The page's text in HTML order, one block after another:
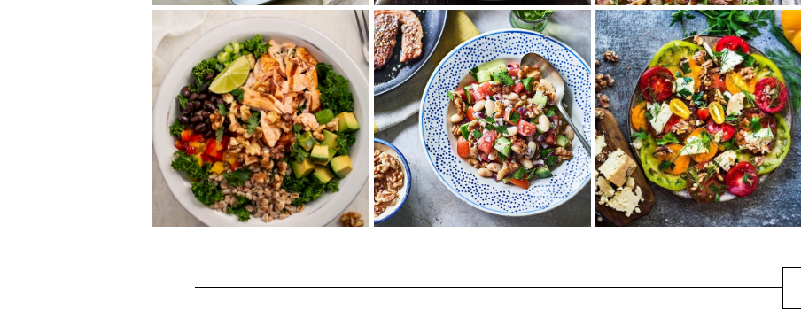
くるみのレモン風味ズ
ッキーニサラダ
暑い時期にさっぱりレモンが爽
やかなズッキーニサラダ。くる
みの食感とリコッタチーズの風
味も加わっておい...
ペルシャ風くるみサラ
ダ
きゅうりやミニトマト、オニオ
ンなどをミントやレモン、ディ
ルなどと和えてさっぱり仕立て
に。ローストくる...
地中海式くるみとツナ
のアンティパストサラ
ダ
シャキシャキレタスの上に、栄
養豊富なくるみやツナ、ひよこ
豆、みじん切り野菜がたっぷり
乗った地中海式サ...
ボカドのグレインボウ
ローストくるみとスモ
ークブルーチーズのト